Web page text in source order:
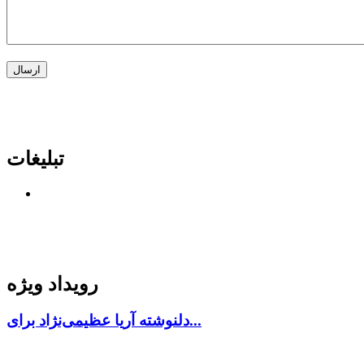
تبلیغات
رویداد ویژه
دلنوشته آریا عظیمی‌نژاد برای...